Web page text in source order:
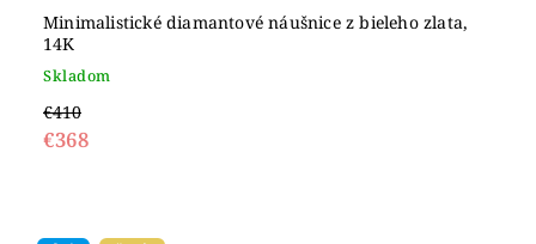
Minimalistické diamantové náušnice z bieleho zlata,
14K
Skladom
€410
€368